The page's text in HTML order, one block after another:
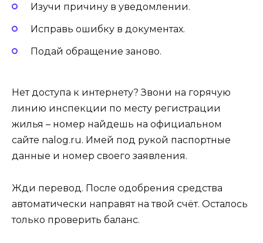
Изучи причину в уведомлении.
Исправь ошибку в документах.
Подай обращение заново.
Нет доступа к интернету? Звони на горячую
линию инспекции по месту регистрации
жилья – номер найдешь на официальном
сайте nalog.ru. Имей под рукой паспортные
данные и номер своего заявления.
Жди перевод. После одобрения средства
автоматически направят на твой счёт. Осталось
только проверить баланс.